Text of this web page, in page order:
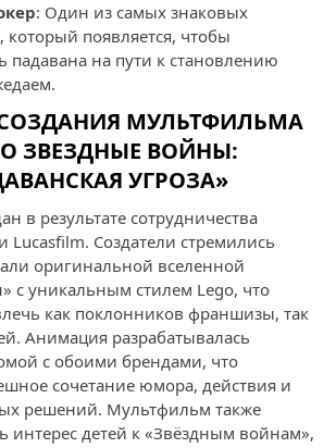
: Один из самых знаковых
который появляется, чтобы
падавана на пути к становлению
МУЛЬТФИЛЬМА
ЗВЕЗДНЫЕ ВОЙНЫ:
УГРОЗА»
в результате сотрудничества
Lucasfilm. Создатели стремились
оригинальной вселенной
с уникальным стилем Lego, что
как поклонников франшизы, так
Анимация разрабатывалась
с обоими брендами, что
сочетание юмора, действия и
решений. Мультфильм также
интерес детей к «Звёздным войнам»,